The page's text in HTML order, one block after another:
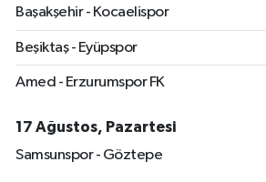
Başakşehir - Kocaelispor
Beşiktaş - Eyüpspor
Amed - Erzurumspor FK
17 Ağustos, Pazartesi
Samsunspor - Göztepe